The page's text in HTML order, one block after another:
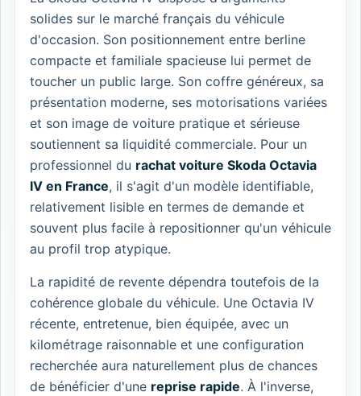
solides sur le marché français du véhicule
d'occasion. Son positionnement entre berline
compacte et familiale spacieuse lui permet de
toucher un public large. Son coffre généreux, sa
présentation moderne, ses motorisations variées
et son image de voiture pratique et sérieuse
soutiennent sa liquidité commerciale. Pour un
professionnel du rachat voiture Skoda Octavia
IV en France, il s'agit d'un modèle identifiable,
relativement lisible en termes de demande et
souvent plus facile à repositionner qu'un véhicule
au profil trop atypique.
La rapidité de revente dépendra toutefois de la
cohérence globale du véhicule. Une Octavia IV
récente, entretenue, bien équipée, avec un
kilométrage raisonnable et une configuration
recherchée aura naturellement plus de chances
de bénéficier d'une reprise rapide. À l'inverse,